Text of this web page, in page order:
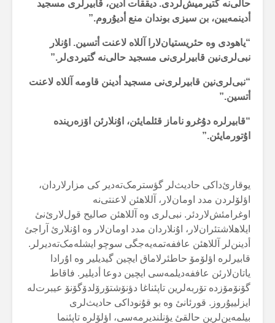
حالی‌نە گتیرمیش‌لردی. دیققات أدین، قابیرلری مسجید
أدینمەیین، بن سیزی بوندان منع أدیۇروم.”
“یاهودی وە حئریستیان‌لارا آللاە لاعنت أتسین. اۇنلار
نبی‌لری‌نین قابیرلری‌نی مسجید حالی‌نە گتیردی‌لر.”
“نبی‌لری‌نین قابیرلری‌نی مسجید أدینن قاومە آللاە لاعنت
أتسین.”
“قابیرلرە دۇغرو ناماز قئلمایئن، اۇنلارئن اۆزەریندە
اۇتورمایئن.”
یوقارئ‌داکی حادیث‌لر گؤسترمک‌تەدیر کی مزارلاردان،
اؤلۆلردن مدد اومان‌لار، آللاهئن لاعنتی‌نە
اوغرامئش‌لاردئر. نبی‌لری وە آللاهئن صالیح قول‌لارئ‌نئ
ایلاهلاشتئران‌لار، اۇنلاردان مدد اومان‌لار وە اۇنلارئ آراجئ
أدینن‌لر آللاهئن عاففەتمەیەجگی سوچو ایشلەمک‌تەدیرلر.
قابیرلرە اؤلۆمۆ حاطئرلاماق ایچین گیدیلیر وە اۇرادا
یاتان‌لارئن عاففەدیلمەسی ایچین دوعا أدیلیر. فاقاط
گۆنۆمۆزدە تۆربەلرین تاپئناغا دؤنۆشتۆرۆلدۆگۆنۆ عیبرت‌لە
ایزلییۇروز. قورئانئ وە بو قۇنوداکی حادیث‌لری
بیلمەین‌لرین حالقئ یؤنلندیرمەسی، اؤلۆلرە تاپئنما